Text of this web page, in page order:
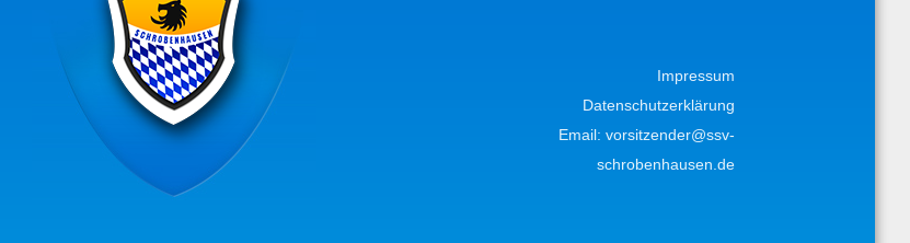
Impressum
Datenschutzerklärung
Email: vorsitzender@ssv-
schrobenhausen.de